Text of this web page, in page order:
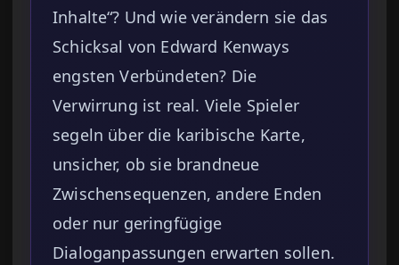
Inhalte“? Und wie verändern sie das
Schicksal von Edward Kenways
engsten Verbündeten? Die
Verwirrung ist real. Viele Spieler
segeln über die karibische Karte,
unsicher, ob sie brandneue
Zwischensequenzen, andere Enden
oder nur geringfügige
Dialoganpassungen erwarten sollen.